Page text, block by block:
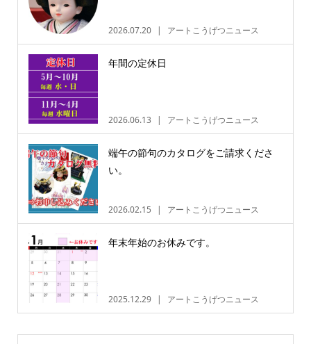
2026.07.20 アートこうげつニュース
年間の定休日
2026.06.13 アートこうげつニュース
端午の節句のカタログをご請求くださ
い。
2026.02.15 アートこうげつニュース
年末年始のお休みです。
2025.12.29 アートこうげつニュース